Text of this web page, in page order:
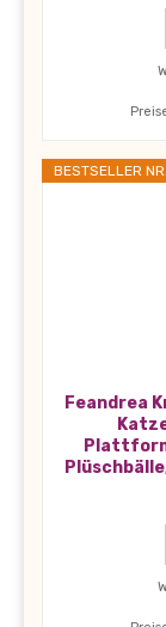
BESTSELLER
Feandrea